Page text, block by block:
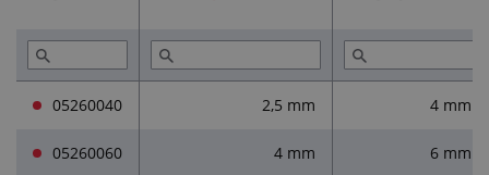
Přečtěte si (1)
05260040 2,5 mm 4 mm
05260060 4 mm 6 mm